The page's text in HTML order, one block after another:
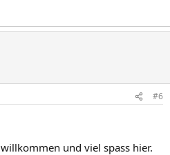
#6
und viel spass hier.